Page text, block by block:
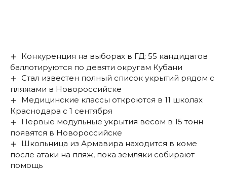
Конкуренция на выборах в ГД: 55 кандидатов
баллотируются по девяти округам Кубани
Стал известен полный список укрытий рядом с
пляжами в Новороссийске
Медицинские классы откроются в 11 школах
Краснодара с 1 сентября
Первые модульные укрытия весом в 15 тонн
появятся в Новороссийске
Школьница из Армавира находится в коме
после атаки на пляж, пока земляки собирают
помощь